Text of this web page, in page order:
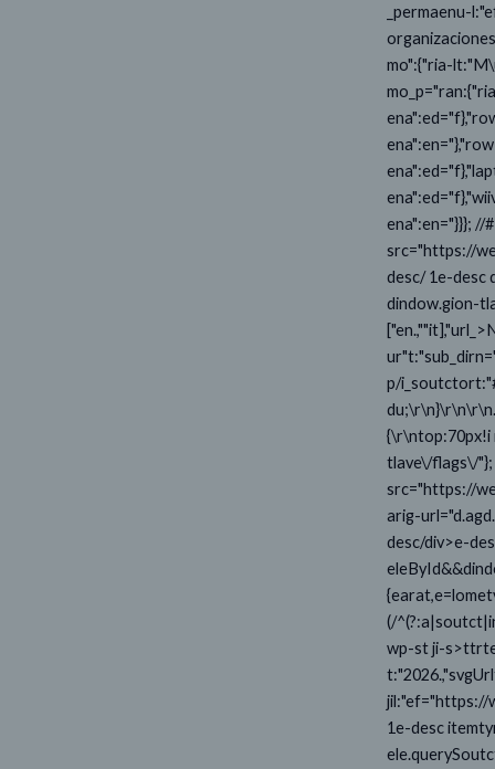
_permaenu-
mo":{"ria-
ena":en="}}}; //
src="https://
desc/ 1e-desc
dindow.gion-
p/
{\r\ntop:70px!i
tlave\/flags\/"};
src="https://
arig-
desc/div>e-
(/
wp-st ji-
jil:"ef="https://
1e-desc